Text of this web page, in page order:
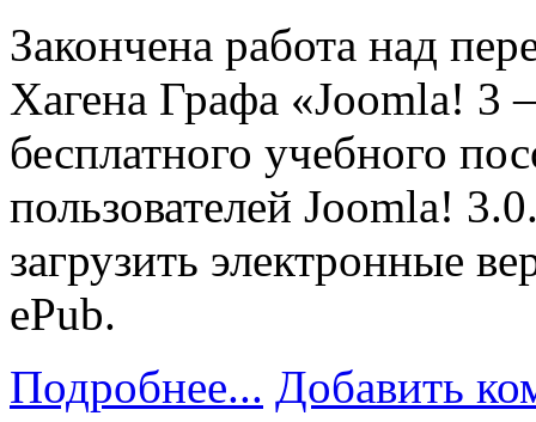
Закончена работа над
Хагена Графа «Joomla!
бесплатного учебного
пользователей Joomla!
загрузить электронные
ePub.
Подробнее... Добавить